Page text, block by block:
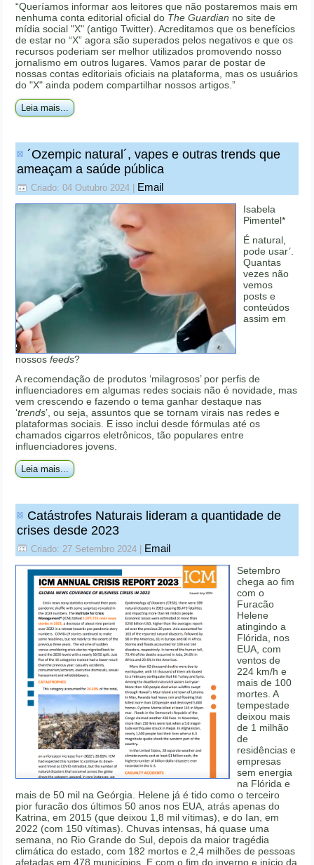
“Queríamos informar aos leitores que não postaremos mais em
nenhuma conta editorial oficial do The Guardian no site de
mídia social "X" (antigo Twitter). Acreditamos que os benefícios
de estar no “X” agora são superados pelos negativos e que os
recursos poderiam ser melhor utilizados promovendo nosso
jornalismo em outros lugares. Vamos parar de postar de
nossas contas editoriais oficiais na plataforma, mas os usuários
do "X" ainda podem compartilhar nossos artigos.”
Leia mais...
´Ozempic natural´, vapes e outras trends que
ameaçam a saúde pública
Criado: 04 Outubro 2024 Email
Isabela
Pimentel*
É natural,
pode usar’.
Quantas
vezes não
vemos
posts e
conteúdos
assim em
nossosfeeds?
A recomendação de produtos ‘milagrosos’ por perfis de
influenciadores em algumas redes sociais não é novidade, mas
vem crescendo e fazendo o tema ganhar destaque nas
‘trends’, ou seja, assuntos que se tornam virais nas redes e
plataformas sociais. E isso inclui desde fórmulas até os
chamados cigarros eletrônicos, tão populares entre
influenciadores jovens.
Leia mais...
Catástrofes Naturais lideram a quantidade de
crises desde 2023
Criado: 27 Setembro 2024 Email
Setembro
chega ao fim
com o
Furacão
Helene
atingindo a
Flórida, nos
EUA, com
ventos de
224 km/h e
mais de 100
mortes. A
tempestade
deixou mais
de 1 milhão
de
residências e
empresas
sem energia
na Flórida e
mais de 50 mil na Geórgia. Helene já é tido como o terceiro
pior furacão dos últimos 50 anos nos EUA, atrás apenas do
Katrina, em 2015 (que deixou 1,8 mil vítimas), e do Ian, em
2022 (com 150 vítimas). Chuvas intensas, há quase uma
semana, no Rio Grande do Sul, depois da maior tragédia
climática do estado, com 182 mortos e 2,4 milhões de pessoas
afetadas em 478 municípios. E com o fim do inverno e início da